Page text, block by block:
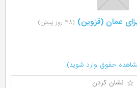
عمان (قزوین) (۴۸ روز پیش)
حقوق وارد شوید)
نشان کردن